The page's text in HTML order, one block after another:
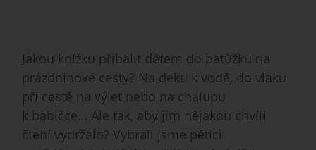
Jakou knížku přibalit dětem do batůžku na
prázdninové cesty? Na deku k vodě, do vlaku
při cestě na výlet nebo na chalupu
k babičce… Ale tak, aby jim nějakou chvíli
čtení vydrželo? Vybrali jsme pětici